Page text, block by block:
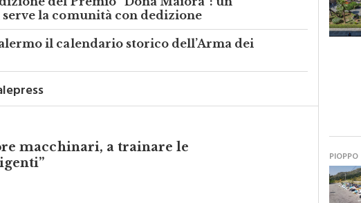
del Premio “Dona Maiora”: un
la comunità con dedizione
il calendario storico dell’Arma dei
macchinari, a trainare le
PIOPPO